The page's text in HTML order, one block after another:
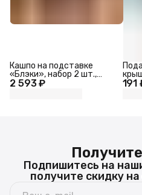
2 593 ₽
Кашпо на подставке
«Блэки», набор 2 шт.,
d=28 см, d=23 см, металл
191
Подпишитесь на
получите скидку